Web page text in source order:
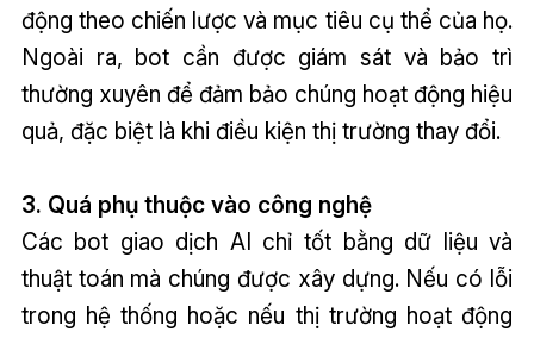
động theo chiến lược và mục tiêu cụ thể của họ.
Ngoài ra, bot cần được giám sát và bảo trì
thường xuyên để đảm bảo chúng hoạt động hiệu
quả, đặc biệt là khi điều kiện thị trường thay đổi.
3. Quá phụ thuộc vào công nghệ
Các bot giao dịch AI chỉ tốt bằng dữ liệu và
thuật toán mà chúng được xây dựng. Nếu có lỗi
trong hệ thống hoặc nếu thị trường hoạt động